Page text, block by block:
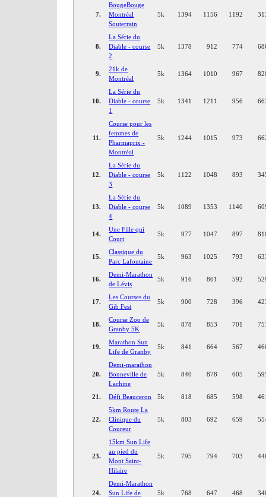
7.
BougeBouge
Montréal
Souterrain
5k 1394 1156 1192
8.
La Série du
Diable - course
2
5k 1378 912 774
9.
21k de
Montréal
5k 1364 1010 967
10.
La Série du
Diable - course
1
5k 1341 1211 956
11.
Course pour les
femmes de
Pharmaprix -
Montréal
5k 1244 1015 973
12.
La Série du
Diable - course
3
5k 1122 1048 893
13.
La Série du
Diable - course
4
5k 1089 1353 1140
14.
Une Fille qui
Court
5k 977 1047 897
15.
Classique du
Parc Lafontaine
5k 963 1025 793
16.
Demi-Marathon
de Lévis
5k 916 861 592
17.
Les Courses du
Gib Fest
5k 900 728 396
18.
Course Zoo de
Granby 5K
5k 878 853 701
19.
Marathon Sun
Life de Granby
5k 841 664 567
20.
Demi-marathon
Bonneville de
Lachine
5k 840 878 605
21. Défi Beauceron 5k 818 685 598
22.
5km Route La
Clinique du
Coureur
5k 803 692 659
23.
15km Sun Life
au pied du
Mont Saint-
Hilaire
5k 795 794 703
24.
Demi-Marathon
Sun Life de
5k 768 647 468